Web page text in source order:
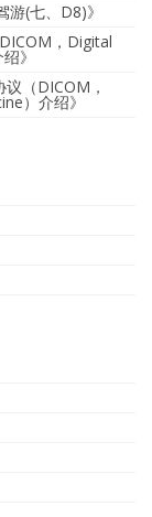
游(七、D8)》
，Digital
》
（DICOM，
）介绍》